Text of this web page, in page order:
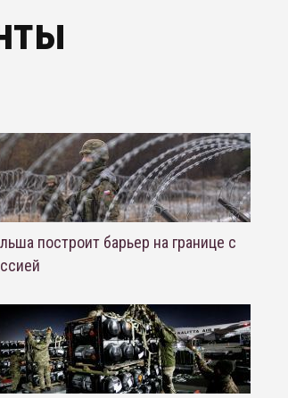
построит барьер на границе с